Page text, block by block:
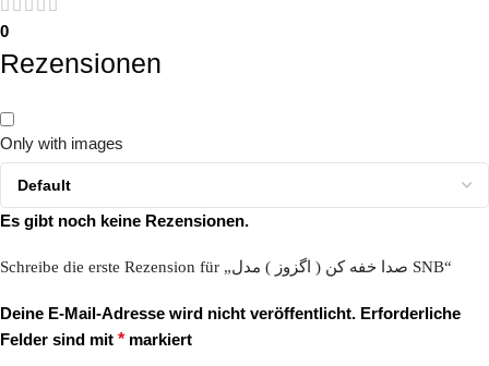
0
Rezensionen
Only with images
Es gibt noch keine Rezensionen.
Schreibe die erste Rezension für „صدا خفه کن ( اگزوز ) مدل SNB“
Deine E-Mail-Adresse wird nicht veröffentlicht. Erforderliche
Felder sind mit * markiert